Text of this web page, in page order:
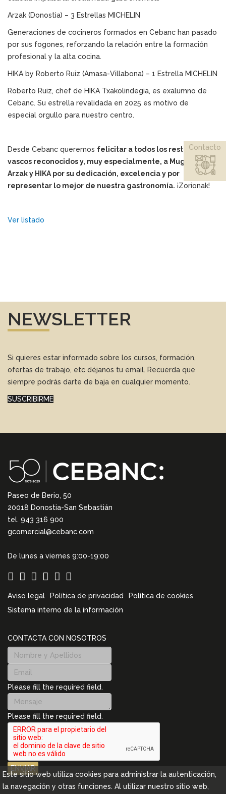
Arzak (Donostia) – 3 Estrellas MICHELIN
Generaciones de cocineros formados en Cebanc han pasado
por sus fogones, reforzando la relación entre la formación
profesional y la alta cocina.
HIKA by Roberto Ruiz (Amasa-Villabona) – 1 Estrella MICHELIN
Roberto Ruiz, chef de HIKA Txakolindegia, es exalumno de
Cebanc. Su estrella revalidada en 2025 es motivo de
especial orgullo para nuestro centro.
Desde Cebanc queremos felicitar a todos los restaurantes
vascos reconocidos y, muy especialmente, a Mugaritz,
Arzak y HIKA por su dedicación, excelencia y por
representar lo mejor de nuestra gastronomía. ¡Zorionak!
Ver listado
NEWSLETTER
Si quieres estar informado sobre los cursos, formación,
ofertas de trabajo, etc déjanos tu email. Recuerda que
siempre podrás darte de baja en cualquier momento.
SUSCRIBIRME
Paseo de Berio, 50
20018 Donostia-San Sebastián
tel. 943 316 900
gcomercial@cebanc.com
De lunes a viernes 9:00-19:00
Aviso legal Política de privacidad
Política de cookies
Sistema interno de la información
CONTACTA CON NOSOTROS
Please fill the required field.
Please fill the required field.
ENVIAR
Contacto
Este sitio web utiliza cookies para administrar la autenticación,
la navegación y otras funciones. Al utilizar nuestro sitio web,